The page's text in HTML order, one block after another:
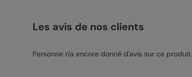
Les avis de nos clients
Personne n'a encore donné d'avis sur ce produit.